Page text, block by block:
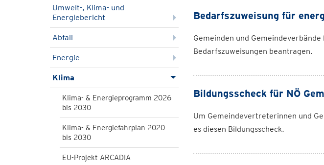
Umwelt-, Klima- und
Energiebericht
Abfall
Energie
Klima
Klima- & Energieprogramm 2026
bis 2030
Klima- & Energiefahrplan 2020
bis 2030
EU-Projekt ARCADIA
Bedarfszuweisung für
Gemeinden und
Bedarfszuweisungen beantragen.
Bildungsscheck für NÖ
Um Gemeindevertreterinnen und
es diesen Bildungsscheck.